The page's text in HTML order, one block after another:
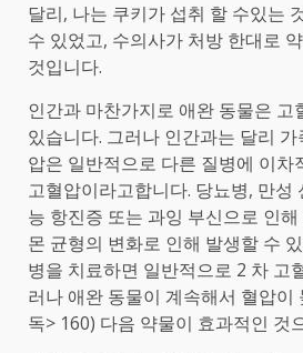
달리, 나는 쿠키가 섭취 할 수있는
수 있었고, 수의사가 처방 한대로
것입니다.
인간과 마찬가지로 애완 동물은 고
있습니다. 그러나 인간과는 달리
압은 일반적으로 다른 질병에 이차
고혈압이라고합니다. 당뇨병, 만성
능 항진증 또는 과잉 부신으로 인
몬 균형의 변화로 인해 발생할 수
병을 치료하면 일반적으로 2 차 고
러나 애완 동물이 계속해서 혈압이
독> 160) 다음 약물이 효과적인 것